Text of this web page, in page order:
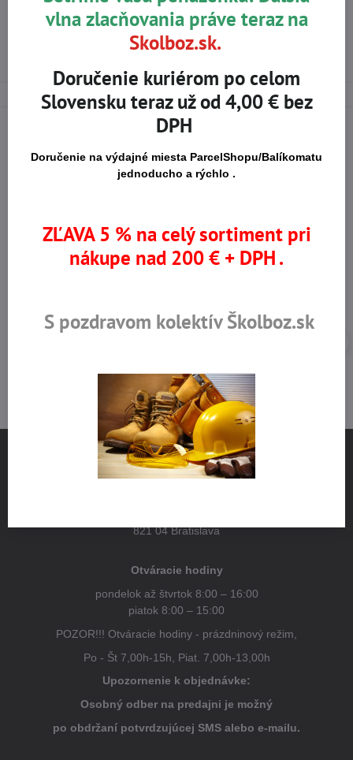
Viac z kategórie
E-SHOP OCHRANA DYCHU
Na trhu od r​. 2008 Certifikované výrobky
Skladom viac ako 36 tisíc
Výhodné ceny
821 04 Bratislava
Otváracie hodiny
pondelok až štvrtok 8:00 – 16:00
piatok 8:00 – 15:00
POZOR!!! Otváracie hodiny - prázdninový režim,
Po - Št 7,00h-15h, Piat. 7,00h-13,00h
Upozornenie k objednávke:
Osobný odber na predajni je možný
po obdržaní potvrdzujúcej SMS alebo e-mailu.
vlna zlacňovania práve teraz na
Skolboz.sk.
Doručenie kuriérom po celom
Slovensku teraz už od 4,00 € bez
DPH
Doručenie na výdajné miesta ParcelShopu/Balíkomatu
jednoducho a rýchlo .
ZĽAVA 5 % na celý sortiment pri
nákupe nad 200 € + DPH .
S pozdravom kolektív Školboz.sk